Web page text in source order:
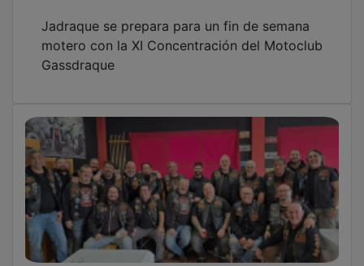
Tres centenares de moteros-Papá Noel
recorren la campiña repartiendo solidaridad